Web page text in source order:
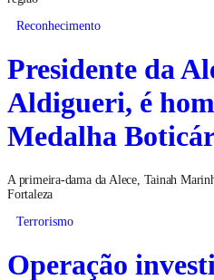
Os suspeitos são ligados a Anastácio
região
Presidente da
Aldigueri, é
Fortaleza